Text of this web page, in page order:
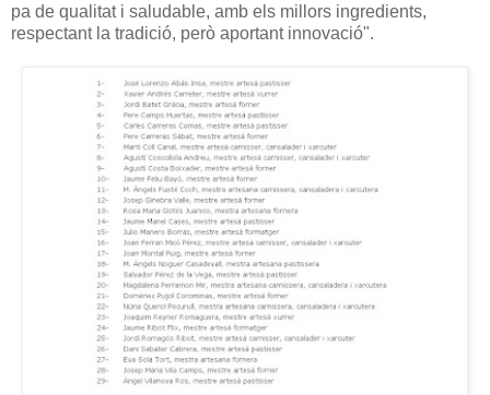
pa de qualitat i saludable, amb els millors ingredients,
respectant la tradició, però aportant innovació".